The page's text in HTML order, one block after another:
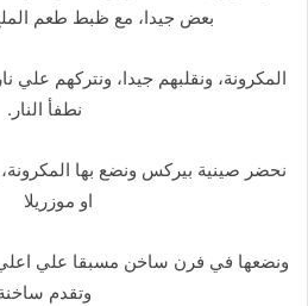
بعض جيدا، مع ظبط طعم
المكرونة، ونقلبهم جيدا، ونتركهم علي
نطفأ النار.
نحضر صينية بيركس ونضع بها
او موزريلا
وتقدم